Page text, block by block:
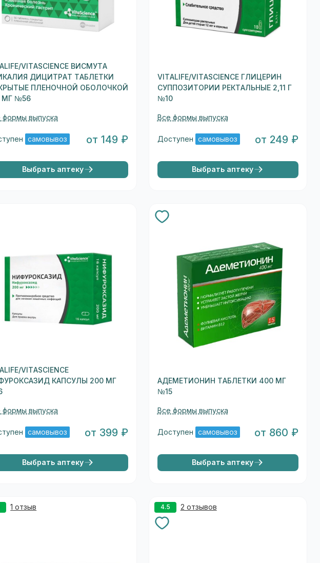
VITASCIENCE ВИСМУТА
ДИЦИТРАТ ТАБЛЕТКИ
ПЛЕНОЧНОЙ ОБОЛОЧКОЙ
МГ №56
формы выпуска
самовывоз от 149 ₽
Выбрать аптеку
VITALIFE/VITASCIENCE ГЛИЦЕРИН
СУППОЗИТОРИИ РЕКТАЛЬНЫЕ 2,11 Г
№10
Все формы выпуска
Доступен самовывоз от 249 ₽
Выбрать аптеку
VITASCIENCE
КАПСУЛЫ 200 МГ
формы выпуска
самовывоз от 399 ₽
Выбрать аптеку
АДЕМЕТИОНИН ТАБЛЕТКИ 400 МГ
№15
Все формы выпуска
Доступен самовывоз от 860 ₽
Выбрать аптеку
1 отзыв 4.5 2 отзывов